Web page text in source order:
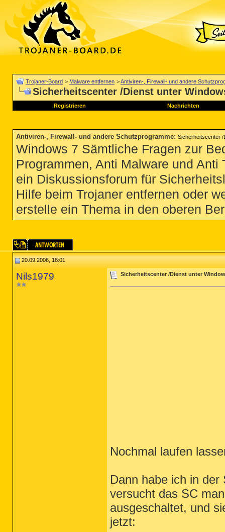
Trojaner-Board > Malware entfernen >Antiviren-, Firewall- und andere
Sicherheitscenter /Dienst unter
Registrieren Nachrichten
Antiviren-, Firewall- und andere Schutzprogramme: Sicherheitscenter
Windows 7 Sämtliche Fragen zur
Programmen, Anti Malware und
ein Diskussionsforum für
Hilfe beim Trojaner entfernen oder
erstelle ein Thema in den oberen
20.09.2006, 18:01
Nils1979 Sicherheitscenter /Dienst unter
Nochmal laufen
Dann habe ich in
versucht das SC
ausgeschaltet, und
jetzt: